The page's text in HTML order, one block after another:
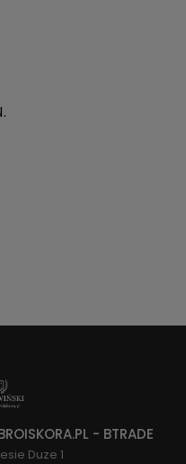
- BTRADE
Duze 1